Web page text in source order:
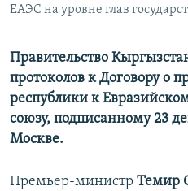
ЕАЭС на уровне глав
Правительство
протоколов к Договору о
республики к
союзу, подписанному 23
Москве.
Премьер-министр Темир